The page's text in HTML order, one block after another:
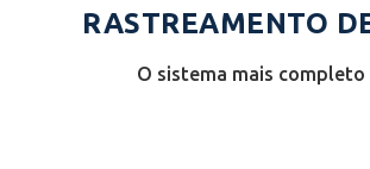
RASTREAMENTO
O sistema mais completo